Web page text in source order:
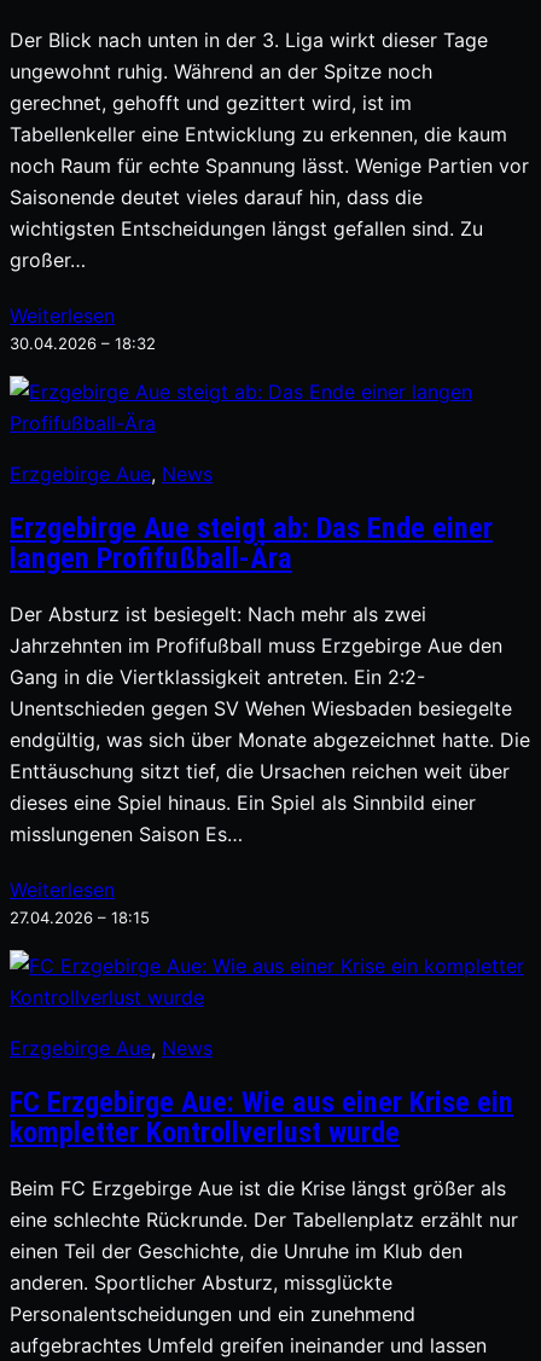
Der Blick nach unten in der 3. Liga wirkt dieser Tage
ungewohnt ruhig. Während an der Spitze noch
gerechnet, gehofft und gezittert wird, ist im
Tabellenkeller eine Entwicklung zu erkennen, die kaum
noch Raum für echte Spannung lässt. Wenige Partien vor
Saisonende deutet vieles darauf hin, dass die
wichtigsten Entscheidungen längst gefallen sind. Zu
großer…
Weiterlesen
30.04.2026 – 18:32
Erzgebirge Aue, News
Erzgebirge Aue steigt ab: Das Ende einer
langen Profifußball-Ära
Der Absturz ist besiegelt: Nach mehr als zwei
Jahrzehnten im Profifußball muss Erzgebirge Aue den
Gang in die Viertklassigkeit antreten. Ein 2:2-
Unentschieden gegen SV Wehen Wiesbaden besiegelte
endgültig, was sich über Monate abgezeichnet hatte. Die
Enttäuschung sitzt tief, die Ursachen reichen weit über
dieses eine Spiel hinaus. Ein Spiel als Sinnbild einer
misslungenen Saison Es…
Weiterlesen
27.04.2026 – 18:15
Erzgebirge Aue, News
FC Erzgebirge Aue: Wie aus einer Krise ein
kompletter Kontrollverlust wurde
Beim FC Erzgebirge Aue ist die Krise längst größer als
eine schlechte Rückrunde. Der Tabellenplatz erzählt nur
einen Teil der Geschichte, die Unruhe im Klub den
anderen. Sportlicher Absturz, missglückte
Personalentscheidungen und ein zunehmend
aufgebrachtes Umfeld greifen ineinander und lassen